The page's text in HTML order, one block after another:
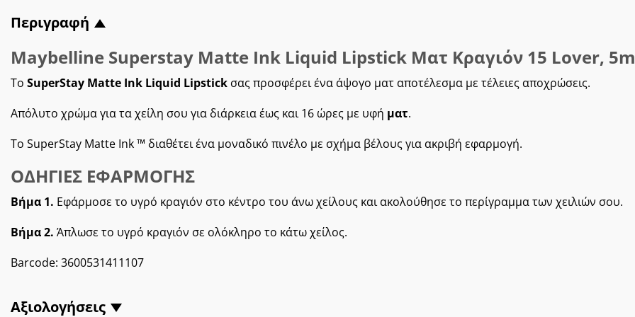
Περιγραφή
Maybelline Superstay Matte Ink Liquid Lipstick Ματ Κραγιόν 15 Lover,
Το SuperStay Matte Ink Liquid Lipstick σας προσφέρει ένα άψογο ματ αποτέλεσμα με τέλειες αποχρώσεις.
Απόλυτο χρώμα για τα χείλη σου για διάρκεια έως και 16 ώρες με υφή ματ.
Το SuperStay Matte Ink ™ διαθέτει ένα μοναδικό πινέλο με σχήμα βέλους για ακριβή εφαρμογή.
ΟΔΗΓΙΕΣ ΕΦΑΡΜΟΓΗΣ
Βήμα 1. Εφάρμοσε το υγρό κραγιόν στο κέντρο του άνω χείλους και ακολούθησε το περίγραμμα των χειλιών σου.
Βήμα 2. Άπλωσε το υγρό κραγιόν σε ολόκληρο το κάτω χείλος.
Barcode: 3600531411107
Αξιολογήσεις